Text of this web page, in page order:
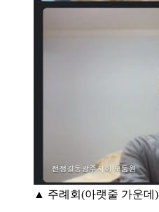
▲ 주례회(아랫줄 가운데)